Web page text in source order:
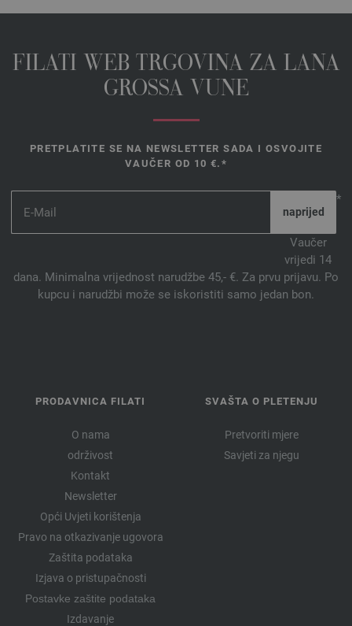
FILATI WEB TRGOVINA ZA LANA
GROSSA VUNE
PRETPLATITE SE NA NEWSLETTER SADA I OSVOJITE
VAUČER OD 10 €.*
*
Vaučer
vrijedi 14
dana. Minimalna vrijednost narudžbe 45,- €. Za prvu prijavu. Po
kupcu i narudžbi može se iskoristiti samo jedan bon.
PRODAVNICA FILATI
O nama
održivost
Kontakt
Newsletter
Opći Uvjeti korištenja
Pravo na otkazivanje ugovora
Zaštita podataka
Izjava o pristupačnosti
Postavke zaštite podataka
Izdavanje
SVAŠTA O PLETENJU
Pretvoriti mjere
Savjeti za njegu